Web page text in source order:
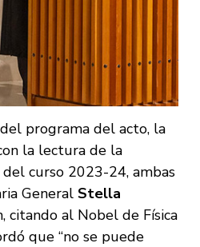
programa del acto, la
la lectura de la
del curso 2023-24, ambas
General Stella
citando al Nobel de Física
que “no se puede